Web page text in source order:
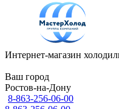
Интернет-магазин
Ваш город
Ростов-на-Дону
8-863-256-06-00